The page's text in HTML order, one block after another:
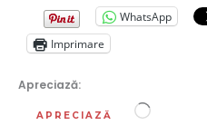
WhatsApp
Imprimare
Apreciază:
APRECIAZĂ Încarc...